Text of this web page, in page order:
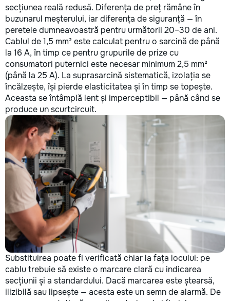
secțiunea reală redusă. Diferența de preț rămâne în
buzunarul meșterului, iar diferența de siguranță — în
peretele dumneavoastră pentru următorii 20–30 de ani.
Cablul de 1,5 mm² este calculat pentru o sarcină de până
la 16 A, în timp ce pentru grupurile de prize cu
consumatori puternici este necesar minimum 2,5 mm²
(până la 25 A). La suprasarcină sistematică, izolația se
încălzește, își pierde elasticitatea și în timp se topește.
Aceasta se întâmplă lent și imperceptibil — până când se
produce un scurtcircuit.
Substituirea poate fi verificată chiar la fața locului: pe
cablu trebuie să existe o marcare clară cu indicarea
secțiunii și a standardului. Dacă marcarea este ștearsă,
ilizibilă sau lipsește — acesta este un semn de alarmă. De